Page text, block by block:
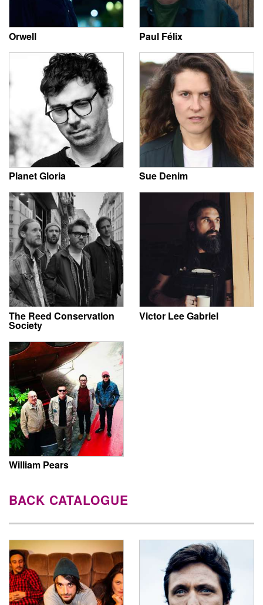
Orwell Paul Félix
Planet Gloria Sue Denim
The Reed Conservation
Society
Victor Lee Gabriel
William Pears
BACK CATALOGUE